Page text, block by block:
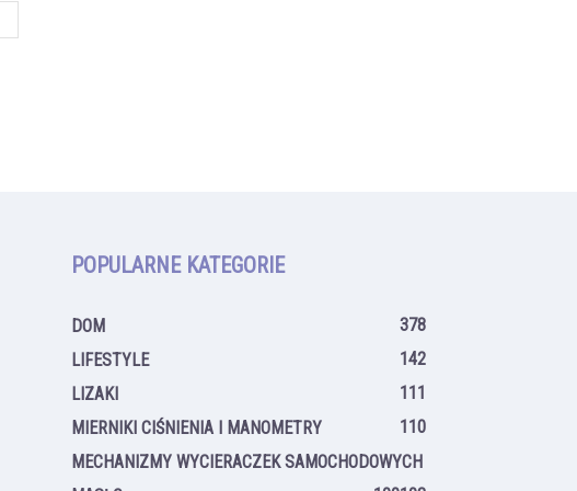
POPULARNE KATEGORIE
DOM
378
LIFESTYLE
142
LIZAKI
111
MIERNIKI CIŚNIENIA I MANOMETRY
110
MECHANIZMY WYCIERACZEK SAMOCHODOWYCH